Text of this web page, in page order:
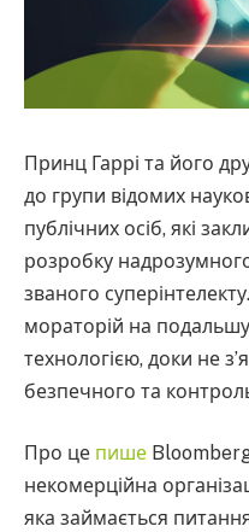
Принц Гаррі та його
до групи відомих
публічних осіб, які
розробку
званого
мораторій на
технологією, доки не
безпечного та
Про це пише
некомерційна
яка займається